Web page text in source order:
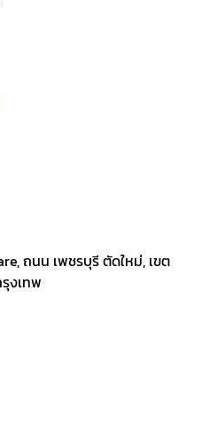
ถนน เพชรบุรี ตัดใหม่, เขต
งเทพ